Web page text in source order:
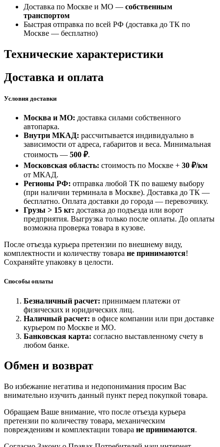
Доставка по Москве и МО — собственным
транспортом
Быстрая отправка по всей РФ (доставка до ТК по
Москве — бесплатно)
Технические характеристики
Доставка и оплата
Условия доставки
Москва и МО: доставка силами собственного
автопарка.
Внутри МКАД: рассчитывается индивидуально в
зависимости от адреса, габаритов и веса. Минимальная
стоимость — 500 ₽.
Московская область: стоимость по Москве + 30 ₽/км
от МКАД.
Регионы РФ: отправка любой ТК по вашему выбору
(при наличии терминала в Москве). Доставка до ТК —
бесплатно. Оплата доставки до города — перевозчику.
Грузы > 15 кг: доставка до подъезда или ворот
предприятия. Выгрузка только после оплаты. До оплаты
возможна проверка товара в кузове.
После отъезда курьера претензии по внешнему виду,
комплектности и количеству товара не принимаются!
Сохраняйте упаковку в целости.
Способы оплаты
Безналичный расчет: принимаем платежи от
физических и юридических лиц.
Наличный расчет: в офисе компании или при доставке
курьером по Москве и МО.
Банковская карта: согласно выставленному счету в
любом банке.
Обмен и возврат
Во избежание негатива и недопонимания просим Вас
внимательно изучить данный пункт перед покупкой товара.
Обращаем Ваше внимание, что после отъезда курьера
претензии по количеству товара, механическим
повреждениям и комплектации товара не принимаются.